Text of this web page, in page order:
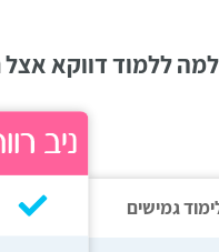
למה ללמוד דווקא אצל
גמישים